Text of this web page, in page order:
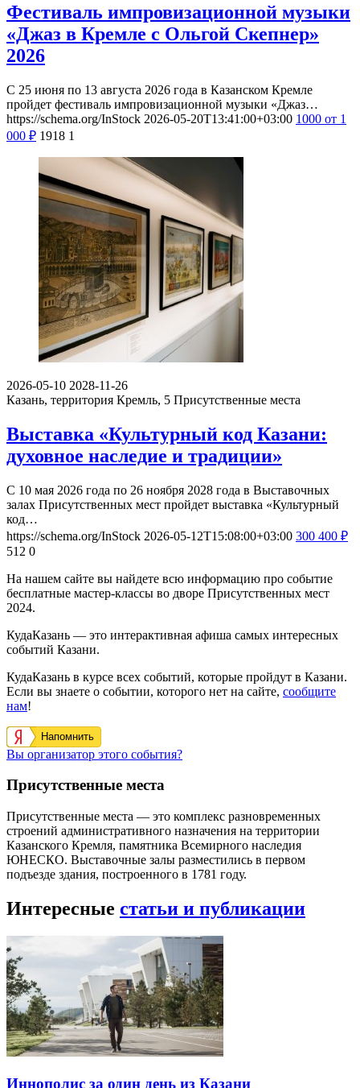
Фестиваль импровизационной музыки
«Джаз в Кремле с Ольгой Скепнер»
2026
С 25 июня по 13 августа 2026 года в Казанском Кремле
пройдет фестиваль импровизационной музыки «Джаз…
https://schema.org/InStock 2026-05-20T13:41:00+03:00 1000 от 1
000 ₽ 1918 1
2026-05-10 2028-11-26
Казань, территория Кремль, 5 Присутственные места
Выставка «Культурный код Казани:
духовное наследие и традиции»
С 10 мая 2026 года по 26 ноября 2028 года в Выставочных
залах Присутственных мест пройдет выставка «Культурный
код…
https://schema.org/InStock 2026-05-12T15:08:00+03:00 300 400 ₽
512 0
На нашем сайте вы найдете всю информацию про событие
бесплатные мастер-классы во дворе Присутственных мест
2024.
КудаКазань — это интерактивная афиша самых интересных
событий Казани.
КудаКазань в курсе всех событий, которые пройдут в Казани.
Если вы знаете о событии, которого нет на сайте, сообщите
нам!
Напомнить
Вы организатор этого события?
Присутственные места
Присутственные места — это комплекс разновременных
строений административного назначения на территории
Казанского Кремля, памятника Всемирного наследия
ЮНЕСКО. Выставочные залы разместились в первом
подъезде здания, построенного в 1781 году.
Интересные статьи и публикации
Иннополис за один день из Казани